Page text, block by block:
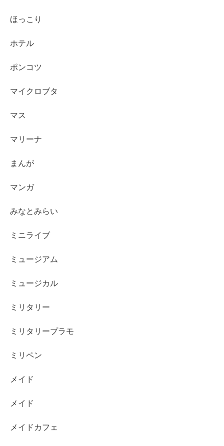
ほっこり
ホテル
ポンコツ
マイクロブタ
マス
マリーナ
まんが
マンガ
みなとみらい
ミニライブ
ミュージアム
ミュージカル
ミリタリー
ミリタリープラモ
ミリペン
メイド
メイド
メイドカフェ